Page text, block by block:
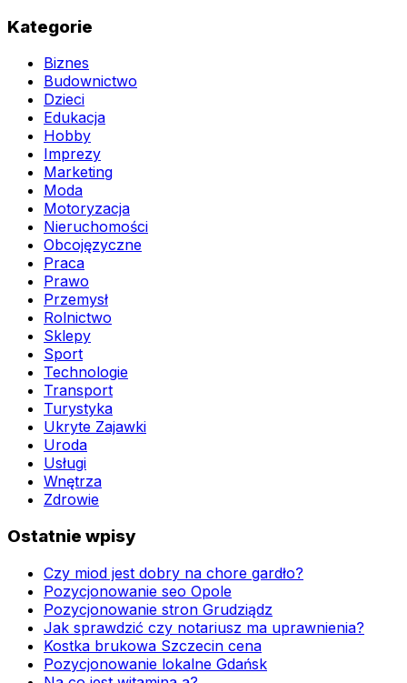
Kategorie
Biznes
Budownictwo
Dzieci
Edukacja
Hobby
Imprezy
Marketing
Moda
Motoryzacja
Nieruchomości
Obcojęzyczne
Praca
Prawo
Przemysł
Rolnictwo
Sklepy
Sport
Technologie
Transport
Turystyka
Ukryte Zajawki
Uroda
Usługi
Wnętrza
Zdrowie
Ostatnie wpisy
Czy miod jest dobry na chore gardło?
Pozycjonowanie seo Opole
Pozycjonowanie stron Grudziądz
Jak sprawdzić czy notariusz ma uprawnienia?
Kostka brukowa Szczecin cena
Pozycjonowanie lokalne Gdańsk